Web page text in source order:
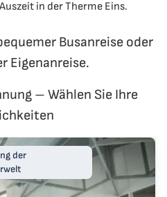
in der Therme Eins.
Busanreise oder
Eigenanreise.
– Wählen Sie Ihre
der